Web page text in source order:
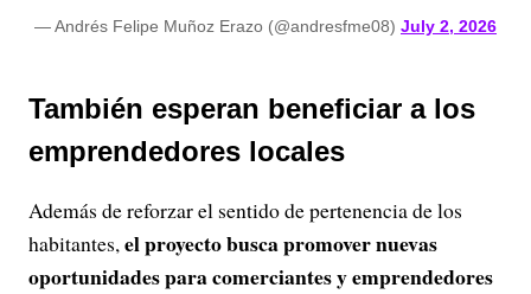
— Andrés Felipe Muñoz Erazo (@andresfme08) July 2, 2026
También esperan beneficiar a los
emprendedores locales
Además de reforzar el sentido de pertenencia de los
habitantes,el proyecto busca promover nuevas
oportunidades para comerciantes y emprendedores